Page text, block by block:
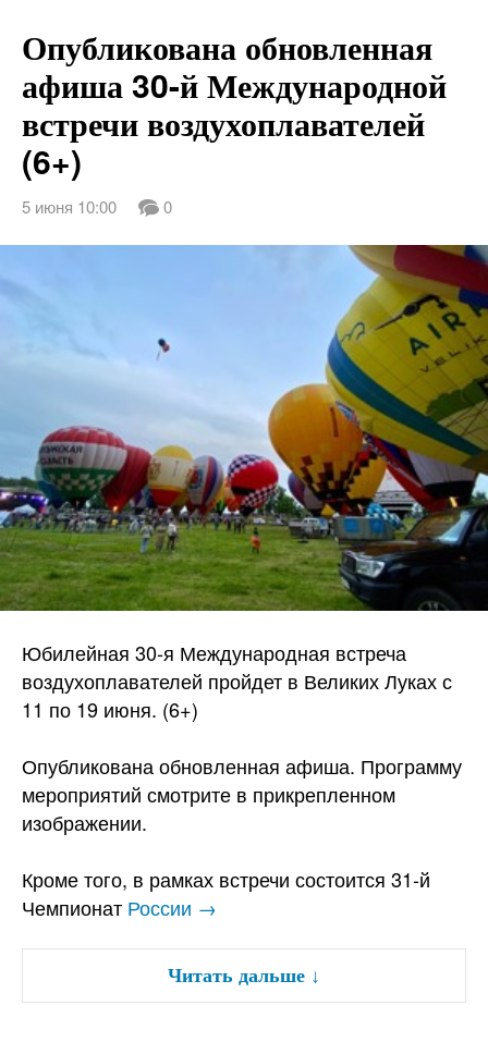
Опубликована обновленная
афиша 30-й Международной
встречи воздухоплавателей
(6+)
5 июня 10:00 0
Юбилейная 30-я Международная встреча
воздухоплавателей пройдет в Великих Луках с
11 по 19 июня. (6+)
Опубликована обновленная афиша. Программу
мероприятий смотрите в прикрепленном
изображении.
Кроме того, в рамках встречи состоится 31-й
Чемпионат России →
Читать дальше ↓